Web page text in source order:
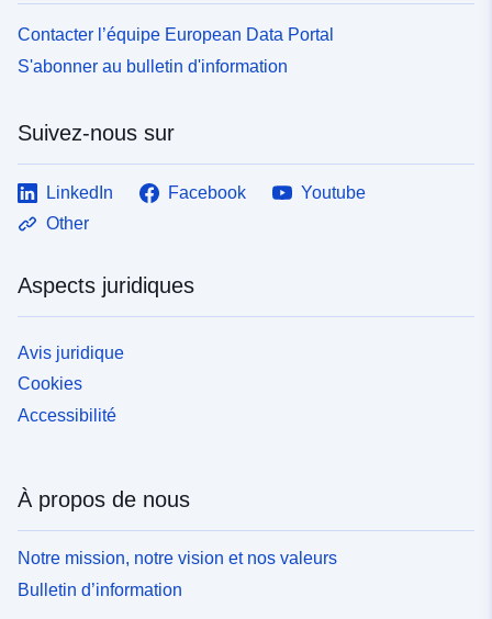
Contacter l’équipe European Data Portal
S'abonner au bulletin d'information
Suivez-nous sur
LinkedIn Facebook
Youtube
Other
Aspects juridiques
Avis juridique
Cookies
Accessibilité
À propos de nous
Notre mission, notre vision et nos valeurs
Bulletin d’information